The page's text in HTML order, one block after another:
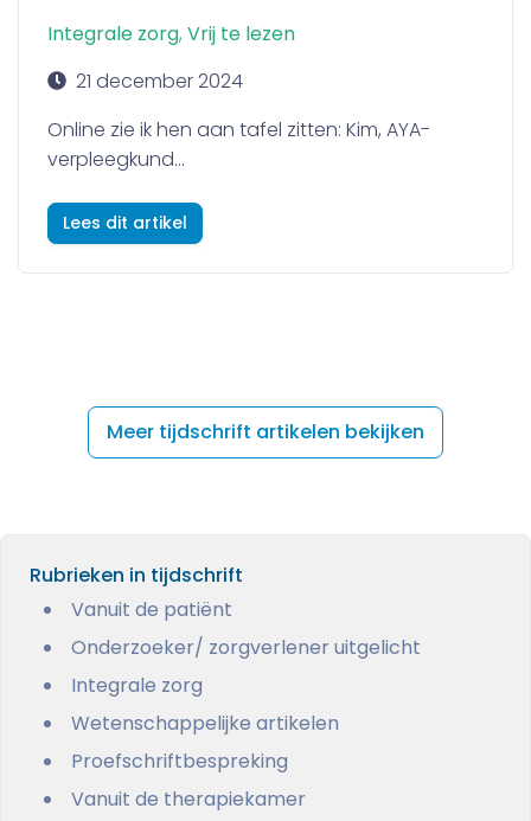
Integrale zorg, Vrij te lezen
21 december 2024
Online zie ik hen aan tafel zitten: Kim, AYA-
verpleegkund...
Lees dit artikel
Meer tijdschrift artikelen bekijken
Rubrieken in tijdschrift
Vanuit de patiënt
Onderzoeker/ zorgverlener uitgelicht
Integrale zorg
Wetenschappelijke artikelen
Proefschriftbespreking
Vanuit de therapiekamer